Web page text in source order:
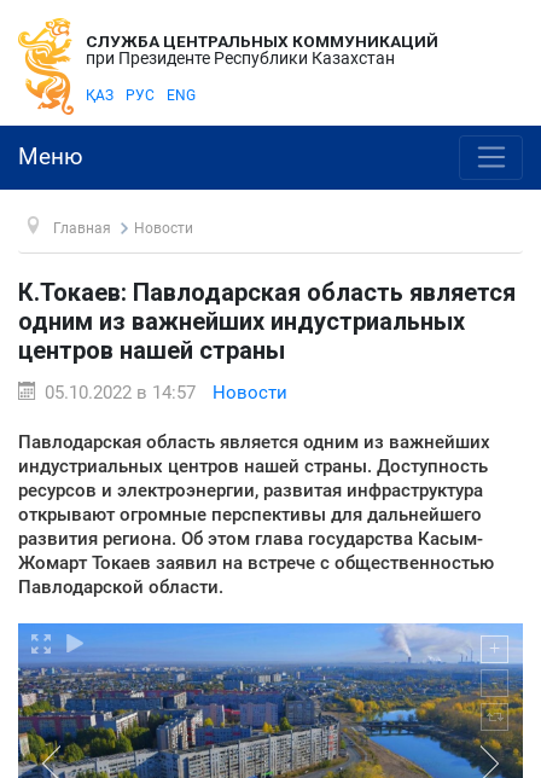
СЛУЖБА ЦЕНТРАЛЬНЫХ КОММУНИКАЦИЙ
при Президенте Республики Казахстан
ҚАЗ РУС ENG
Меню
Главная Новости
К.Токаев: Павлодарская область является
одним из важнейших индустриальных
центров нашей страны
05.10.2022 в 14:57 Новости
Павлодарская область является одним из важнейших
индустриальных центров нашей страны. Доступность
ресурсов и электроэнергии, развитая инфраструктура
открывают огромные перспективы для дальнейшего
развития региона. Об этом глава государства Касым-
Жомарт Токаев заявил на встрече с общественностью
Павлодарской области.